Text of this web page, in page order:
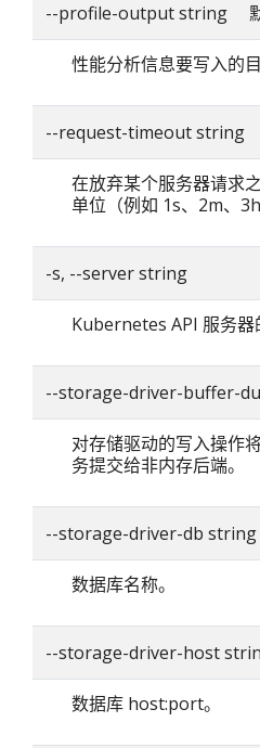
--profile-output string
性能分析信息要写入的
--request-timeout string
在放弃某个服务器请求
单位（例如 1s、2m、
-s, --server string
Kubernetes API 服务器
--storage-driver-buffer-
对存储驱动的写入操作
务提交给非内存后端。
--storage-driver-db
数据库名称。
--storage-driver-host
数据库 host:port。